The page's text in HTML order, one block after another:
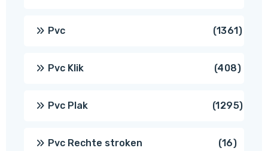
Pvc 13611361
Pvc Klik 408408
Pvc Plak 12951295
Pvc Rechte stroken 1616